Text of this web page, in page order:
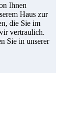
Ihnen
Haus zur
die Sie im
vertraulich.
Sie in unserer